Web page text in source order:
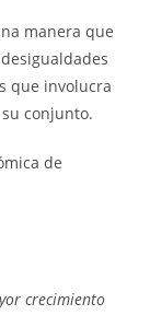
manera que
que involucra
conjunto.
de
crecimiento